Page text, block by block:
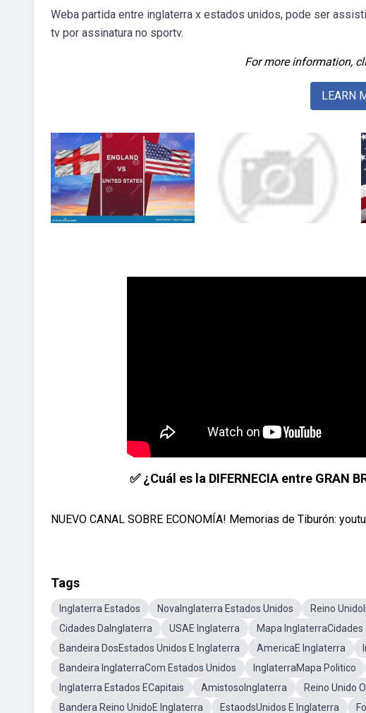
Weba partida entre inglaterra x estados unidos, pode ser
tv por assinatura no sportv.
For more information,
LEARN
✅ ¿Cuál es la DIFERNECIA entre GRAN
NUEVO CANAL SOBRE ECONOMÍA! Memorias de Tiburón:
Tags
Inglaterra Estados NovaInglaterra Estados Unidos Reino
Cidades DaInglaterra
USAE Inglaterra Mapa InglaterraCidades
Bandeira DosEstados Unidos E Inglaterra
AmericaE Inglaterra
Bandeira InglaterraCom Estados Unidos
InglaterraMapa Politico
Inglaterra Estados ECapitais
AmistosoInglaterra Reino Unido
Bandera Reino UnidoE Inglaterra
EstaodsUnidos E Inglaterra